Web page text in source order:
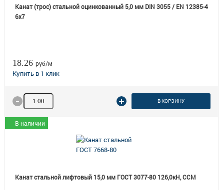
Канат (трос) стальной оцинкованный 5,0 мм DIN 3055 / EN 12385-4
6x7
18.26 руб/м
Количество товара В КОРЗИНУ
В наличии
Канат стальной лифтовый 15,0 мм ГОСТ 3077-80 126,0кН, ССМ